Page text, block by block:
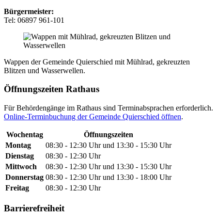
Bürgermeister:
Tel: 06897 961-101
Wappen der Gemeinde Quierschied mit Mühlrad, gekreuzten
Blitzen und Wasserwellen.
Öffnungszeiten Rathaus
Für Behördengänge im Rathaus sind Terminabsprachen erforderlich.
Online-Terminbuchung der Gemeinde Quierschied öffnen.
Wochentag
Öffnungszeiten
Montag
08:30 - 12:30 Uhr und 13:30 - 15:30 Uhr
Dienstag
08:30 - 12:30 Uhr
Mittwoch
08:30 - 12:30 Uhr und 13:30 - 15:30 Uhr
Donnerstag 08:30 - 12:30 Uhr und 13:30 - 18:00 Uhr
Freitag
08:30 - 12:30 Uhr
Barrierefreiheit